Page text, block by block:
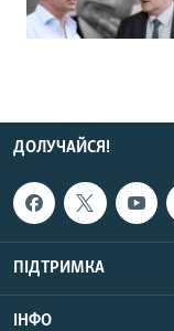
ДОЛУЧАЙСЯ!
ПІДТРИМКА
ІНФО